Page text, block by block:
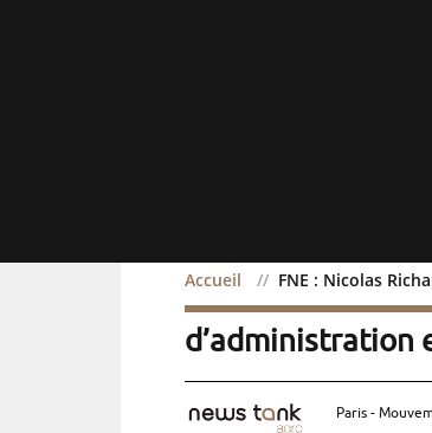
Accueil FNE : Nicolas
FNE : Nicolas
d’administration
Paris -